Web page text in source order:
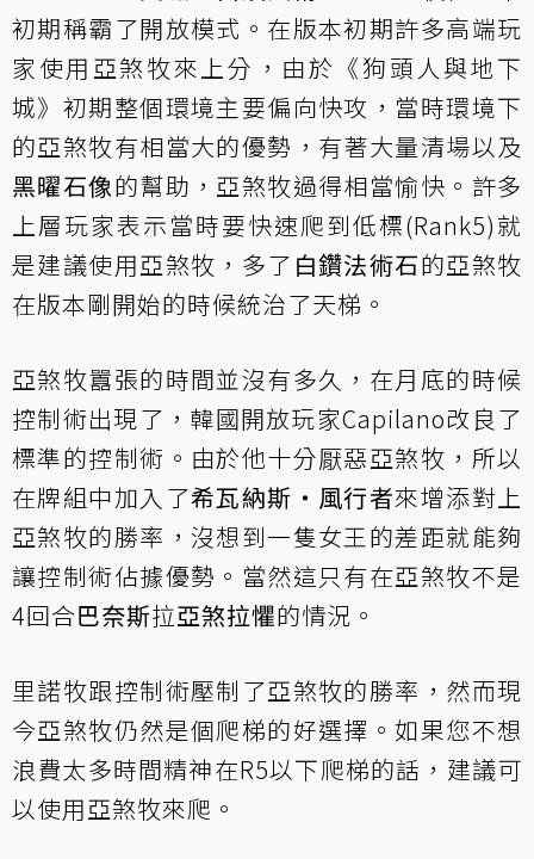
初期稱霸了開放模式。在版本初期許多高端玩
家使用亞煞牧來上分，由於《狗頭人與地下
城》初期整個環境主要偏向快攻，當時環境下
的亞煞牧有相當大的優勢，有著大量清場以及
黑曜石像的幫助，亞煞牧過得相當愉快。許多
上層玩家表示當時要快速爬到低標(Rank5)就
是建議使用亞煞牧，多了 白鑽法術石的亞煞牧
在版本剛開始的時候統治了天梯。
亞煞牧囂張的時間並沒有多久，在月底的時候
控制術出現了，韓國開放玩家Capilano改良了
標準的控制術。由於他十分厭惡亞煞牧，所以
在牌組中加入了希瓦納斯‧風行者來增添對上
亞煞牧的勝率，沒想到一隻女王的差距就能夠
讓控制術佔據優勢。當然這只有在亞煞牧不是
4回合巴奈斯拉亞煞拉懼的情況。
里諾牧跟控制術壓制了亞煞牧的勝率，然而現
今亞煞牧仍然是個爬梯的好選擇。如果您不想
浪費太多時間精神在R5以下爬梯的話，建議可
以使用亞煞牧來爬。